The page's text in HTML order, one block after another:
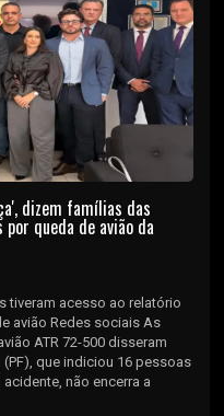
dizem famílias das
queda de avião da
tiveram acesso ao relatório
avião Redes sociais As
ATR 72-500 disseram
que indiciou 16 pessoas
não encerra a